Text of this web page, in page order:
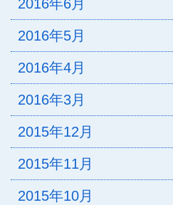
2016年6月
2016年5月
2016年4月
2016年3月
2015年12月
2015年11月
2015年10月